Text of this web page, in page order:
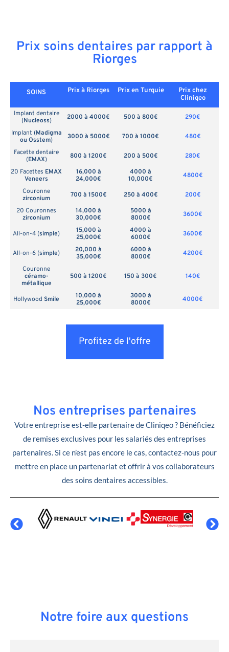
Prix soins dentaires par rapport à
Riorges
SOINS Prix à Riorges Prix en Turquie
Prix chez
Cliniqeo
Implant dentaire
(Nucleoss) 2000 à 4000€ 500 à 800€
290€
Implant (Madigma
ou Osstem) 3000 à 5000€ 700 à 1000€
480€
Facette dentaire
(EMAX) 800 à 1200€ 200 à 500€
280€
20 Facettes EMAX
Veneers
16,000 à
24,000€
4000 à
10,000€
4800€
Couronne
zirconium
700 à 1500€ 250 à 400€
200€
20 Couronnes
zirconium
14,000 à
30,000€
5000 à
8000€
3600€
All-on-4 (simple)
15,000 à
25,000€
4000 à
6000€
3600€
All-on-6 (simple)
20,000 à
35,000€
6000 à
8000€
4200€
Couronne
céramo-
métallique
500 à 1200€ 150 à 300€ 140€
Hollywood Smile
10,000 à
25,000€
3000 à
8000€
4000€
Profitez de l'offre
Nos entreprises partenaires
Votre entreprise est-elle partenaire de Cliniqeo ? Bénéficiez
de remises exclusives pour les salariés des entreprises
partenaires. Si ce n’est pas encore le cas, contactez-nous pour
mettre en place un partenariat et offrir à vos collaborateurs
des soins dentaires accessibles.
Notre foire aux questions